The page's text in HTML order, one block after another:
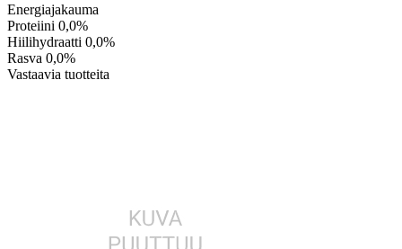
Energiajakauma
Proteiini 0,0%
Hiilihydraatti 0,0%
Rasva 0,0%
Vastaavia tuotteita